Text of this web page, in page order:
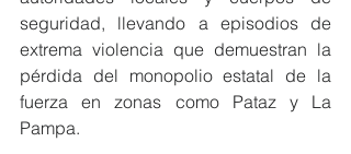
seguridad, llevando a episodios de
extrema violencia que demuestran la
pérdida del monopolio estatal de la
fuerza en zonas como Pataz y La
Pampa.